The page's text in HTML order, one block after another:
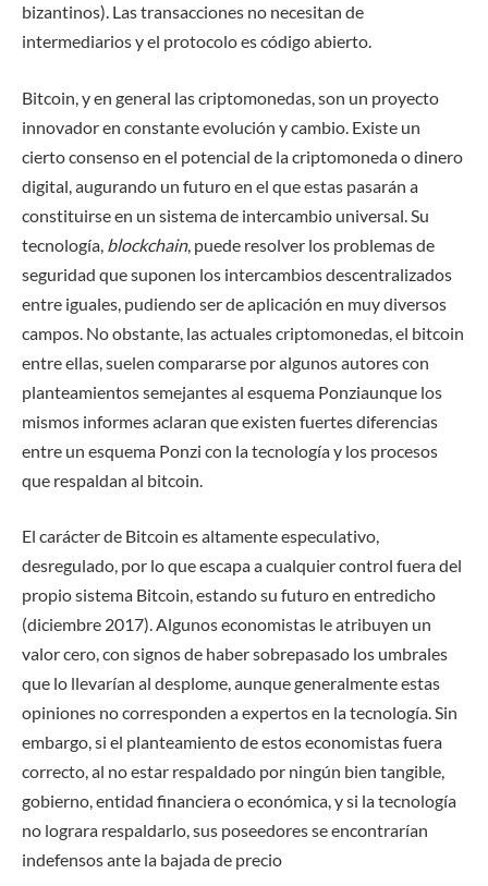
bizantinos). Las transacciones no necesitan de
intermediarios y el protocolo es código abierto.
Bitcoin, y en general las criptomonedas, son un proyecto
innovador en constante evolución y cambio. Existe un
cierto consenso en el potencial de la criptomoneda o dinero
digital, augurando un futuro en el que estas pasarán a
constituirse en un sistema de intercambio universal. Su
tecnología, blockchain, puede resolver los problemas de
seguridad que suponen los intercambios descentralizados
entre iguales, pudiendo ser de aplicación en muy diversos
campos. No obstante, las actuales criptomonedas, el bitcoin
entre ellas, suelen compararse por algunos autores con
planteamientos semejantes al esquema Ponziaunque los
mismos informes aclaran que existen fuertes diferencias
entre un esquema Ponzi con la tecnología y los procesos
que respaldan al bitcoin.
El carácter de Bitcoin es altamente especulativo,
desregulado, por lo que escapa a cualquier control fuera del
propio sistema Bitcoin, estando su futuro en entredicho
(diciembre 2017). Algunos economistas le atribuyen un
valor cero, con signos de haber sobrepasado los umbrales
que lo llevarían al desplome, aunque generalmente estas
opiniones no corresponden a expertos en la tecnología. Sin
embargo, si el planteamiento de estos economistas fuera
correcto, al no estar respaldado por ningún bien tangible,
gobierno, entidad financiera o económica, y si la tecnología
no lograra respaldarlo, sus poseedores se encontrarían
indefensos ante la bajada de precio